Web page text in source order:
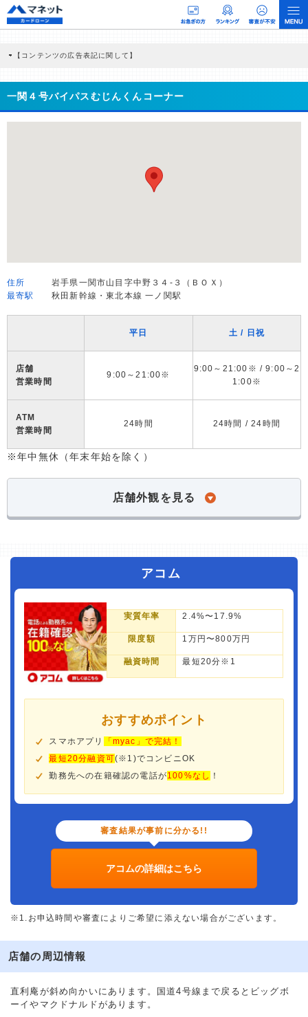
【コンテンツの広告表記に関して】
商品を根拠なくPRするものではなく、当編集部の調査／ユーザーへの口コミ収集な
どに基づき、公平性を担保した情報提供を行っています。
>提携企業一覧
一関４号バイパスむじんくんコーナー
住所
岩手県一関市山目字中野３４-３（ＢＯＸ）
最寄駅
秋田新幹線・東北本線 一ノ関駅
平日 土 / 日祝
店舗
営業時間
9:00～21:00※
9:00～21:00※ / 9:00～2
1:00※
ATM
営業時間
24時間 24時間 / 24時間
※年中無休（年末年始を除く）
店舗外観を見る
アコム
実質年率 2.4%〜17.9%
限度額 1万円〜800万円
融資時間 最短20分※1
おすすめポイント
スマホアプリ
「myac」で完結！
最短20分融資可(※1)でコンビニOK
勤務先への在籍確認の電話が100%なし ！
審査結果が事前に分かる!!
アコムの詳細はこちら
※1.お申込時間や審査によりご希望に添えない場合がございます。
店舗の周辺情報
直利庵が斜め向かいにあります。国道4号線まで戻るとビッグボ
ーイやマクドナルドがあります。